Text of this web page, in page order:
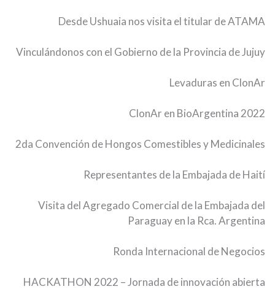
Desde Ushuaia nos visita el titular de ATAMA
Vinculándonos con el Gobierno de la Provincia de Jujuy
Levaduras en ClonAr
ClonAr en BioArgentina 2022
2da Convención de Hongos Comestibles y Medicinales
Representantes de la Embajada de Haití
Visita del Agregado Comercial de la Embajada del
Paraguay en la Rca. Argentina
Ronda Internacional de Negocios
HACKATHON 2022 – Jornada de innovación abierta